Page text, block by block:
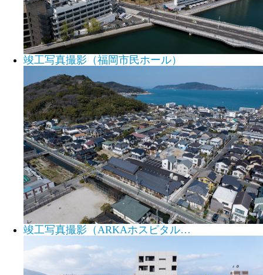
竣工写真撮影（福岡市民ホール）
竣工写真撮影（ARKAホスピタル…